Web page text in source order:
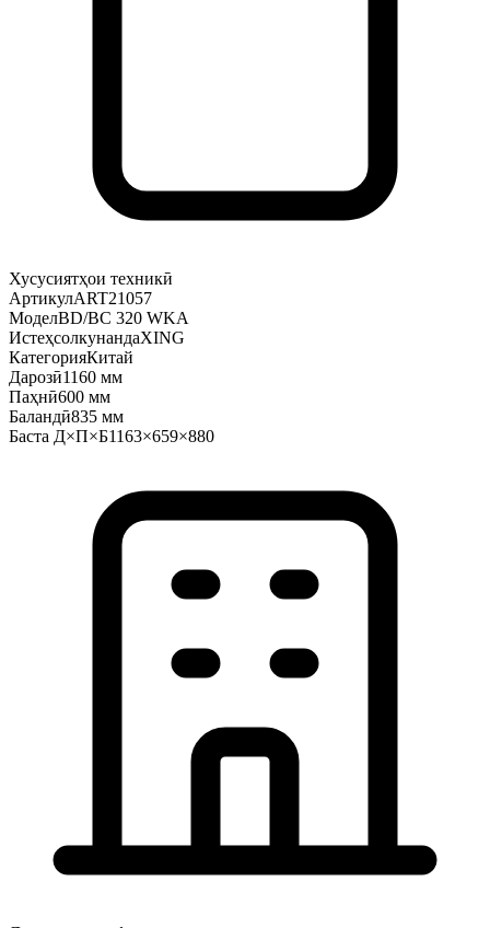
Хусусиятҳои техникӣ
АртикулART21057
МоделBD/BC 320 WKA
ИстеҳсолкунандаXING
КатегорияКитай
Дарозӣ1160 мм
Паҳнӣ600 мм
Баландӣ835 мм
Баста Д×П×Б1163×659×880